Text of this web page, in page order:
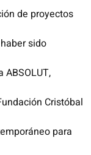
de proyectos
sido
ABSOLUT,
Cristóbal
para